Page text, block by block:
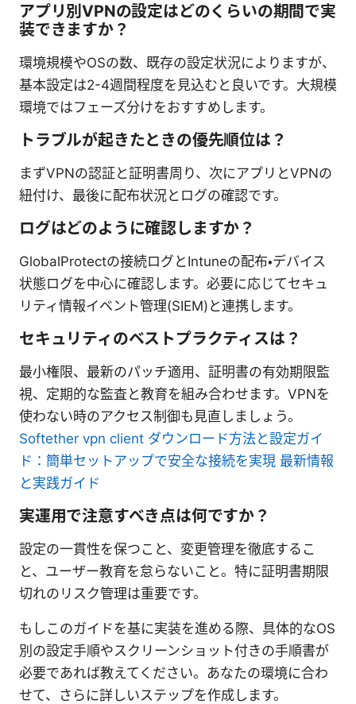
アプリ別VPNの設定はどのくらいの期間で実
装できますか？
環境規模やOSの数、既存の設定状況によりますが、
基本設定は2-4週間程度を見込むと良いです。大規模
環境ではフェーズ分けをおすすめします。
トラブルが起きたときの優先順位は？
まずVPNの認証と証明書周り、次にアプリとVPNの
紐付け、最後に配布状況とログの確認です。
ログはどのように確認しますか？
GlobalProtectの接続ログとIntuneの配布・デバイス
状態ログを中心に確認します。必要に応じてセキュ
リティ情報イベント管理(SIEM)と連携します。
セキュリティのベストプラクティスは？
最小権限、最新のパッチ適用、証明書の有効期限監
視、定期的な監査と教育を組み合わせます。VPNを
使わない時のアクセス制御も見直しましょう。
Softether vpn client ダウンロード方法と設定ガイ
ド：簡単セットアップで安全な接続を実現 最新情報
と実践ガイド
実運用で注意すべき点は何ですか？
設定の一貫性を保つこと、変更管理を徹底するこ
と、ユーザー教育を怠らないこと。特に証明書期限
切れのリスク管理は重要です。
もしこのガイドを基に実装を進める際、具体的なOS
別の設定手順やスクリーンショット付きの手順書が
必要であれば教えてください。あなたの環境に合わ
せて、さらに詳しいステップを作成します。